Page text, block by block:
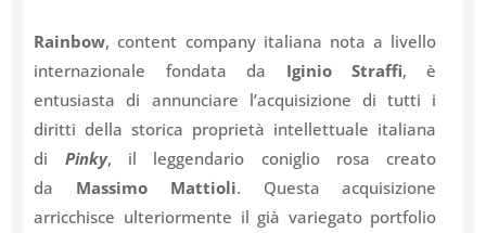
Rainbow, content company italiana nota a livello
internazionale fondata da Iginio Straffi, è
entusiasta di annunciare l’acquisizione di tutti i
diritti della storica proprietà intellettuale italiana
di Pinky, il leggendario coniglio rosa creato
da Massimo Mattioli. Questa acquisizione
arricchisce ulteriormente il già variegato portfolio